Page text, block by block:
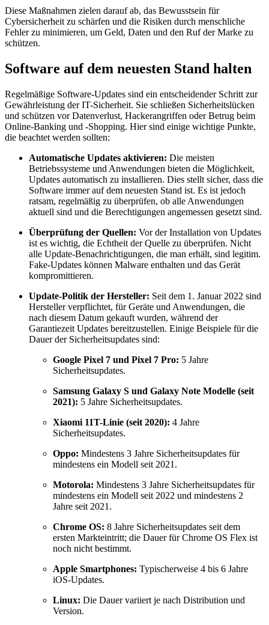
Diese Maßnahmen zielen darauf ab, das Bewusstsein für
Cybersicherheit zu schärfen und die Risiken durch menschliche
Fehler zu minimieren, um Geld, Daten und den Ruf der Marke zu
schützen.
Software auf dem neuesten Stand halten
Regelmäßige Software-Updates sind ein entscheidender Schritt zur
Gewährleistung der IT-Sicherheit. Sie schließen Sicherheitslücken
und schützen vor Datenverlust, Hackerangriffen oder Betrug beim
Online-Banking und -Shopping. Hier sind einige wichtige Punkte,
die beachtet werden sollten:
Automatische Updates aktivieren: Die meisten
Betriebssysteme und Anwendungen bieten die Möglichkeit,
Updates automatisch zu installieren. Dies stellt sicher, dass die
Software immer auf dem neuesten Stand ist. Es ist jedoch
ratsam, regelmäßig zu überprüfen, ob alle Anwendungen
aktuell sind und die Berechtigungen angemessen gesetzt sind.
Überprüfung der Quellen: Vor der Installation von Updates
ist es wichtig, die Echtheit der Quelle zu überprüfen. Nicht
alle Update-Benachrichtigungen, die man erhält, sind legitim.
Fake-Updates können Malware enthalten und das Gerät
kompromittieren.
Update-Politik der Hersteller: Seit dem 1. Januar 2022 sind
Hersteller verpflichtet, für Geräte und Anwendungen, die
nach diesem Datum gekauft wurden, während der
Garantiezeit Updates bereitzustellen. Einige Beispiele für die
Dauer der Sicherheitsupdates sind:
Google Pixel 7 und Pixel 7 Pro: 5 Jahre
Sicherheitsupdates.
Samsung Galaxy S und Galaxy Note Modelle (seit
2021): 5 Jahre Sicherheitsupdates.
Xiaomi 11T-Linie (seit 2020): 4 Jahre
Sicherheitsupdates.
Oppo: Mindestens 3 Jahre Sicherheitsupdates für
mindestens ein Modell seit 2021.
Motorola: Mindestens 3 Jahre Sicherheitsupdates für
mindestens ein Modell seit 2022 und mindestens 2
Jahre seit 2021.
Chrome OS: 8 Jahre Sicherheitsupdates seit dem
ersten Markteintritt; die Dauer für Chrome OS Flex ist
noch nicht bestimmt.
Apple Smartphones: Typischerweise 4 bis 6 Jahre
iOS-Updates.
Linux: Die Dauer variiert je nach Distribution und
Version.